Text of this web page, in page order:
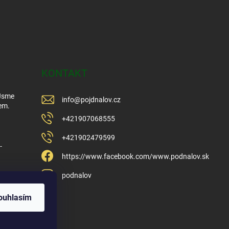
KONTAKT
info@pojdnalov.cz
+421907068555
+421902479599
https://www.facebook.com/www.podnalov.sk
podnalov